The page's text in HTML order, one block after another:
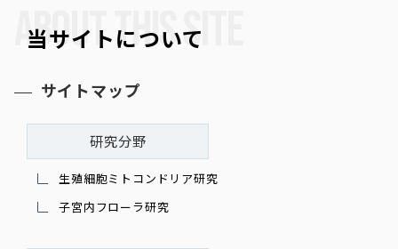
ABOUT THIS SITE
当サイトについて
サイトマップ
研究分野
生殖細胞ミトコンドリア研究
子宮内フローラ研究